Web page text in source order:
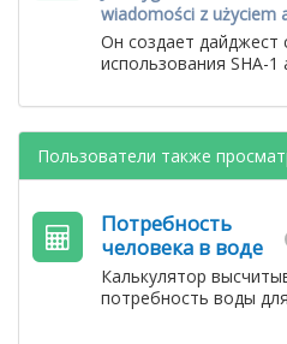
wiadomości z użyciem
Он создает
использования SHA-
Пользователи также
Потребность
человека в воде
Калькулятор
потребность воды